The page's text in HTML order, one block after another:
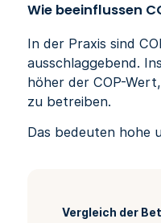
Wie beeinflussen
In der Praxis sind
ausschlaggebend.
höher der COP-
zu betreiben.
Das bedeuten hohe
Vergleich der